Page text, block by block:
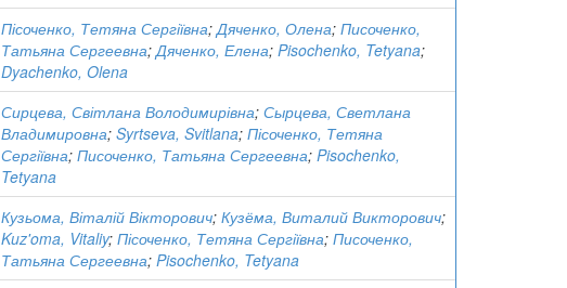
Пісоченко, Тетяна Сергіївна;Дяченко, Олена; Писоченко,
Татьяна Сергеевна;Дяченко, Елена; Pisochenko, Tetyana;
Dyachenko, Olena
Сирцева, Світлана Володимирівна; Сырцева, Светлана
Владимировна; Syrtseva, Svitlana; Пісоченко, Тетяна
Сергіївна; Писоченко, Татьяна Сергеевна; Pisochenko,
Tetyana
Кузьома, Віталій Вікторович; Кузёма, Виталий Викторович;
Kuz'oma, Vitaliy; Пісоченко, Тетяна Сергіївна; Писоченко,
Татьяна Сергеевна; Pisochenko, Tetyana